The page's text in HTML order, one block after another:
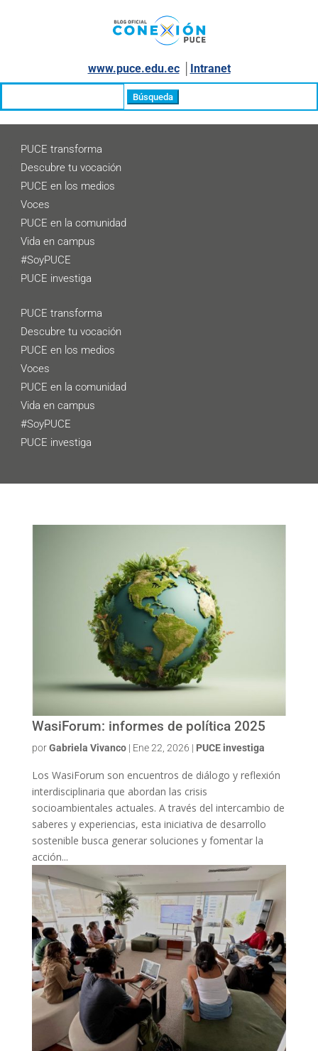
www.puce.edu.ec│ Intranet
PUCE transforma
Descubre tu vocación
PUCE en los medios
Voces
PUCE en la comunidad
Vida en campus
#SoyPUCE
PUCE investiga
PUCE transforma
Descubre tu vocación
PUCE en los medios
Voces
PUCE en la comunidad
Vida en campus
#SoyPUCE
PUCE investiga
WasiForum: informes de política 2025
porGabriela Vivanco| Ene 22, 2026 | PUCE investiga
Los WasiForum son encuentros de diálogo y reflexión
interdisciplinaria que abordan las crisis
socioambientales actuales. A través del intercambio de
saberes y experiencias, esta iniciativa de desarrollo
sostenible busca generar soluciones y fomentar la
acción...